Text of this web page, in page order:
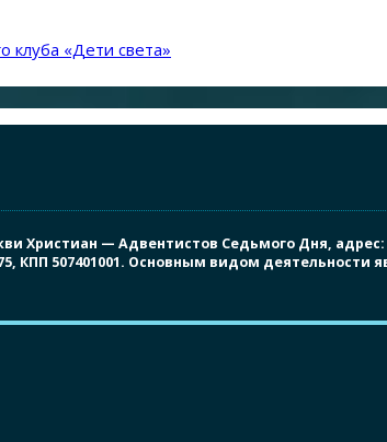
клуба «Дети света»
Христиан — Адвентистов Седьмого Дня, адрес:
КПП 507401001. Основным видом деятельности